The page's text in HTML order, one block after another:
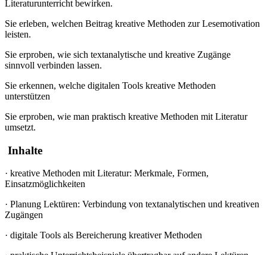
Literaturunterricht bewirken.
Sie erleben, welchen Beitrag kreative Methoden zur Lesemotivation
leisten.
Sie erproben, wie sich textanalytische und kreative Zugänge
sinnvoll verbinden lassen.
Sie erkennen, welche digitalen Tools kreative Methoden
unterstützen
Sie erproben, wie man praktisch kreative Methoden mit Literatur
umsetzt.
Inhalte
· kreative Methoden mit Literatur: Merkmale, Formen,
Einsatzmöglichkeiten
· Planung Lektüren: Verbindung von textanalytischen und kreativen
Zugängen
· digitale Tools als Bereicherung kreativer Methoden